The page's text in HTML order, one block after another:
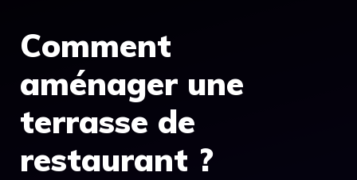
Comment
aménager une
terrasse de
restaurant ?